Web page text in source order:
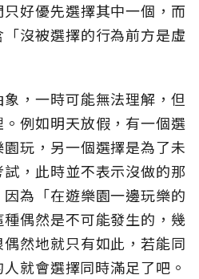
好優先選擇其中一個，而
沒被選擇的行為前方是虛
，一時可能無法理解，但
例如明天放假，有一個選
玩，另一個選擇是為了未
，此時並不表示沒做的那
為「在遊樂園一邊玩樂的
偶然是不可能發生的，幾
然地就只有如此，若能同
就會選擇同時滿足了吧。